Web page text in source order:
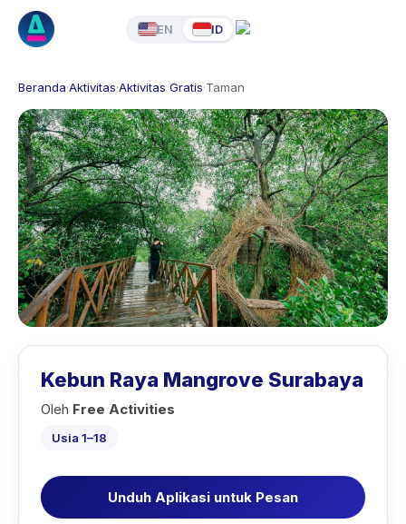
EN ID
Beranda·Aktivitas·Aktivitas Gratis·Taman
Kebun Raya Mangrove Surabaya
Oleh Free Activities
Usia 1–18
Unduh Aplikasi untuk Pesan